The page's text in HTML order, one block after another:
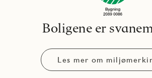
Boligene er
Les mer om